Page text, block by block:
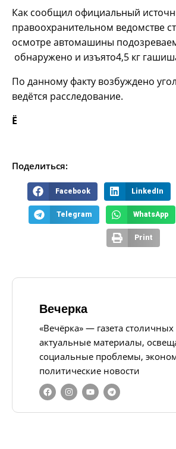
Как сообщил официальный
правоохранительном ведомстве
осмотре автомашины
обнаружено и изъято4,5 кг
По данному факту возбуждено
ведётся расследование.
Ё
Поделиться:
Facebook LinkedIn
Telegram WhatsApp
Print
Вечерка
«Вечёрка» — газета
актуальные материалы,
социальные проблемы,
политические новости